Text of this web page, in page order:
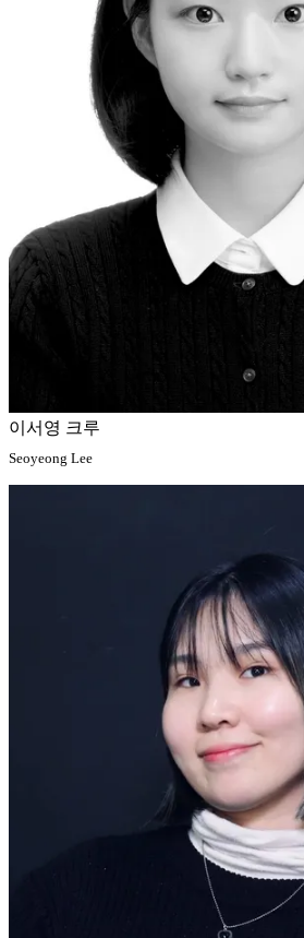
이서영 크루
Seoyeong Lee